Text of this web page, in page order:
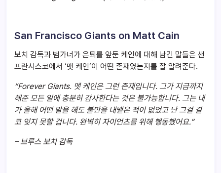
San Francisco Giants on Matt Cain
보치 감독과 범가너가 은퇴를 앞둔 케인에 대해 남긴 말들은 샌
프란시스코에서 ‘맷 케인’이 어떤 존재였는지를 잘 알려준다.
“Forever Giants. 맷 케인은 그런 존재입니다. 그가 지금까지
해준 모든 일에 충분히 감사한다는 것은 불가능합니다. 그는 내
가 올해 어떤 말을 해도 불만을 내뱉은 적이 없었고 난 그걸 결
코 잊지 못할 겁니다. 완벽히 자이언츠를 위해 행동했어요.”
– 브루스 보치 감독